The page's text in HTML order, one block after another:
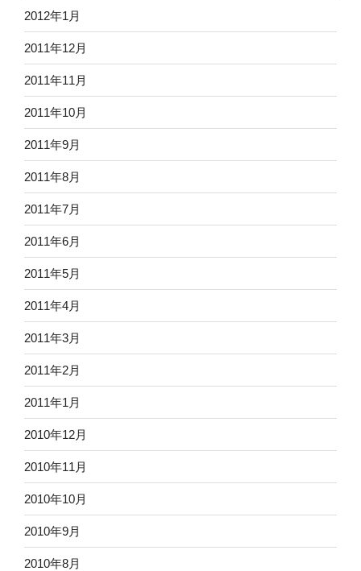
2012年1月
2011年12月
2011年11月
2011年10月
2011年9月
2011年8月
2011年7月
2011年6月
2011年5月
2011年4月
2011年3月
2011年2月
2011年1月
2010年12月
2010年11月
2010年10月
2010年9月
2010年8月